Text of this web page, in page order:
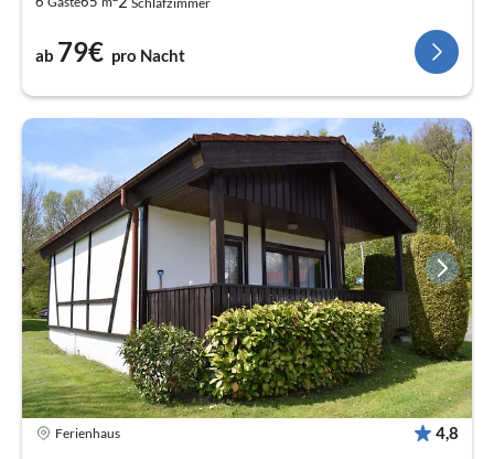
ab 79€ pro Nacht
Ferienhaus 4,8